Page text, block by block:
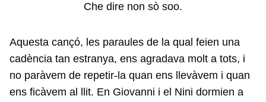
Che dire non sò soo.
Aquesta cançó, les paraules de la qual feien una
cadència tan estranya, ens agradava molt a tots, i
no paràvem de repetir-la quan ens llevàvem i quan
ens ficàvem al llit. En Giovanni i el Nini dormien a